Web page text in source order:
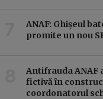
ANAF: Ghișeul
promite un nou
Antifrauda ANAF
fictivă în
coordonatorul